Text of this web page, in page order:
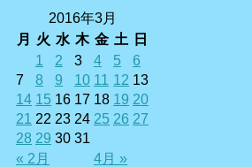
2016年3月
月
火 水 木 金 土 日
« 2月 4月 »
1 2 3 4 5
6
7
8 9 10 11 12 13
14 15 16 17 18 19 20
21 22 23 24 25 26 27
28 29 30 31